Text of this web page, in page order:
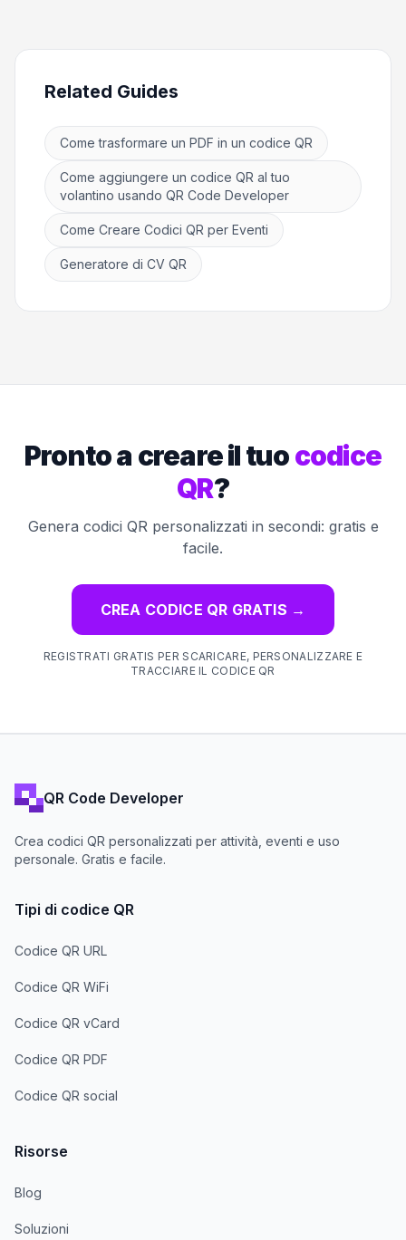
Related Guides
Come trasformare un PDF in un codice QR
Come aggiungere un codice QR al tuo
volantino usando QR Code Developer
Come Creare Codici QR per Eventi
Generatore di CV QR
Pronto a creare il tuocodice
QR?
Genera codici QR personalizzati in secondi: gratis e
facile.
CREA CODICE QR GRATIS →
REGISTRATI GRATIS PER SCARICARE, PERSONALIZZARE E
TRACCIARE IL CODICE QR
QR Code Developer
Crea codici QR personalizzati per attività, eventi e uso
personale. Gratis e facile.
Tipi di codice QR
Codice QR URL
Codice QR WiFi
Codice QR vCard
Codice QR PDF
Codice QR social
Risorse
Blog
Soluzioni